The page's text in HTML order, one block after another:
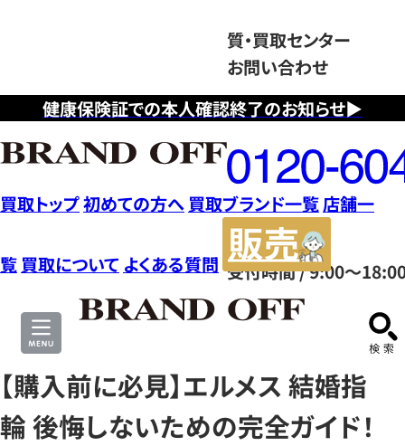
健康保険証での本人確認終了のお知らせ▶
質・買取センター
お問い合わせ
フ
リ
ー
ダ
イ
ヤ
ル
0120604117
受付時間 / 9:00～
買取トップ初めての方へ 買取ブランド一覧店舗一
覧 買取について よくある質問
サ
【購入前に必見】エルメス 結婚指
輪 後悔しないための完全ガイド！